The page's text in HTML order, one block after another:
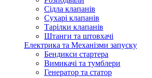
Сідла клапанів
Сухарі клапанів
Тарілки клапанів
Штанги та штовхачі
Електрика та Механізми запуску
Бендикси стартера
Вимикачі та тумблери
Генератор та статор